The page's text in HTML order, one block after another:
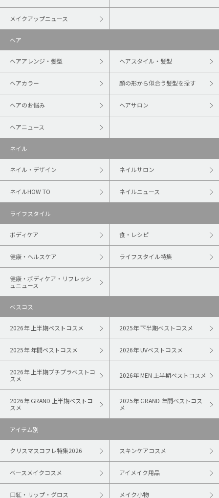
メイクアップニュース
ヘア
ヘアアレンジ・髪型 ヘアスタイル・髪型
ヘアカラー 顔の形から似合う髪型を探す
ヘアのお悩み ヘアサロン
ヘアニュース
ネイル
ネイル・デザイン ネイルサロン
ネイルHOW TO ネイルニュース
ライフスタイル
ボディケア 食・レシピ
健康・ヘルスケア ライフスタイル特集
健康・ボディケア・リフレッシ
ュニュース
ベスコス
2026年 上半期ベストコスメ 2025年 下半期ベストコスメ
2025年 年間ベストコスメ 2026年 UVベストコスメ
2026年 上半期プチプラベストコ
スメ
2026年 MEN 上半期ベストコスメ
2026年 GRAND 上半期ベストコ
スメ
2025年 GRAND 年間ベストコス
メ
アイテム別
クリスマスコフレ特集2026 スキンケアコスメ
ベースメイクコスメ アイメイク用品
口紅・リップ・グロス メイク小物